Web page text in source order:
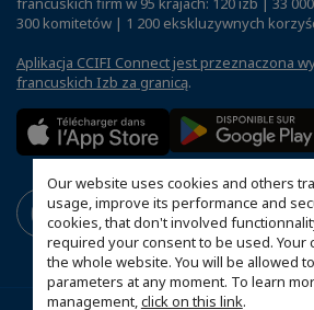
Our website uses cookies and others
usage, improve its performance and
cookies, that don't involved
required your consent to be used. Your
the whole website. You will be allowed
parameters at any moment. To learn
management,click on this link.
300 komitetów | 1 200 ekskluzywnych
Aplikacja CCIFI Connect jest przeznaczona
francuskich Izb za granicą.